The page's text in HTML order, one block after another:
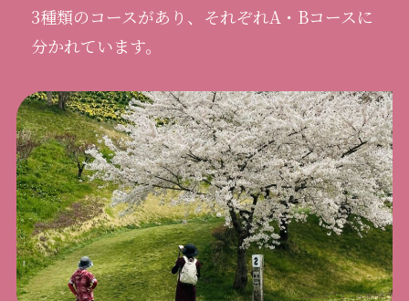
3種類のコースがあり、それぞれA・Bコースに
分かれています。